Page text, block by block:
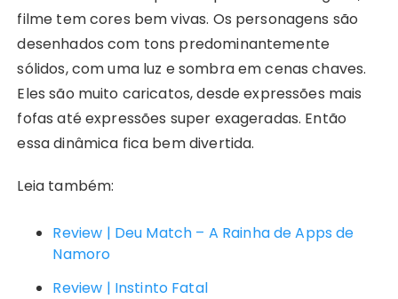
filme tem cores bem vivas. Os personagens são
desenhados com tons predominantemente
sólidos, com uma luz e sombra em cenas chaves.
Eles são muito caricatos, desde expressões mais
fofas até expressões super exageradas. Então
essa dinâmica fica bem divertida.
Leia também:
Review | Deu Match – A Rainha de Apps de
Namoro
Review | Instinto Fatal